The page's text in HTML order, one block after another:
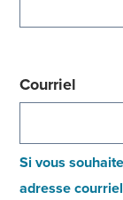
Courriel
Si vous
adresse